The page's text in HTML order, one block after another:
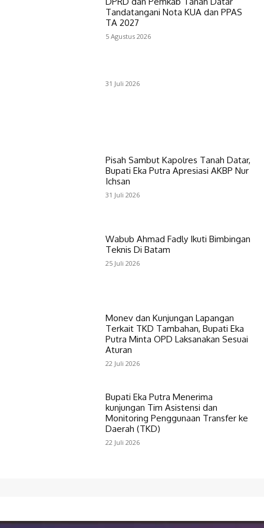
Tandatangani Nota KUA dan PPAS
TA 2027
5 Agustus 2026
31 Juli 2026
Pisah Sambut Kapolres Tanah Datar,
Bupati Eka Putra Apresiasi AKBP Nur
Ichsan
31 Juli 2026
Wabub Ahmad Fadly Ikuti Bimbingan
Teknis Di Batam
25 Juli 2026
Monev dan Kunjungan Lapangan
Terkait TKD Tambahan, Bupati Eka
Putra Minta OPD Laksanakan Sesuai
Aturan
22 Juli 2026
Bupati Eka Putra Menerima
kunjungan Tim Asistensi dan
Monitoring Penggunaan Transfer ke
Daerah (TKD)
22 Juli 2026